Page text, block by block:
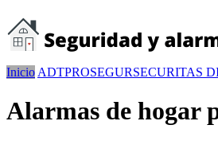
Inicio ADTPROSEGURSECURITAS
Alarmas de hogar